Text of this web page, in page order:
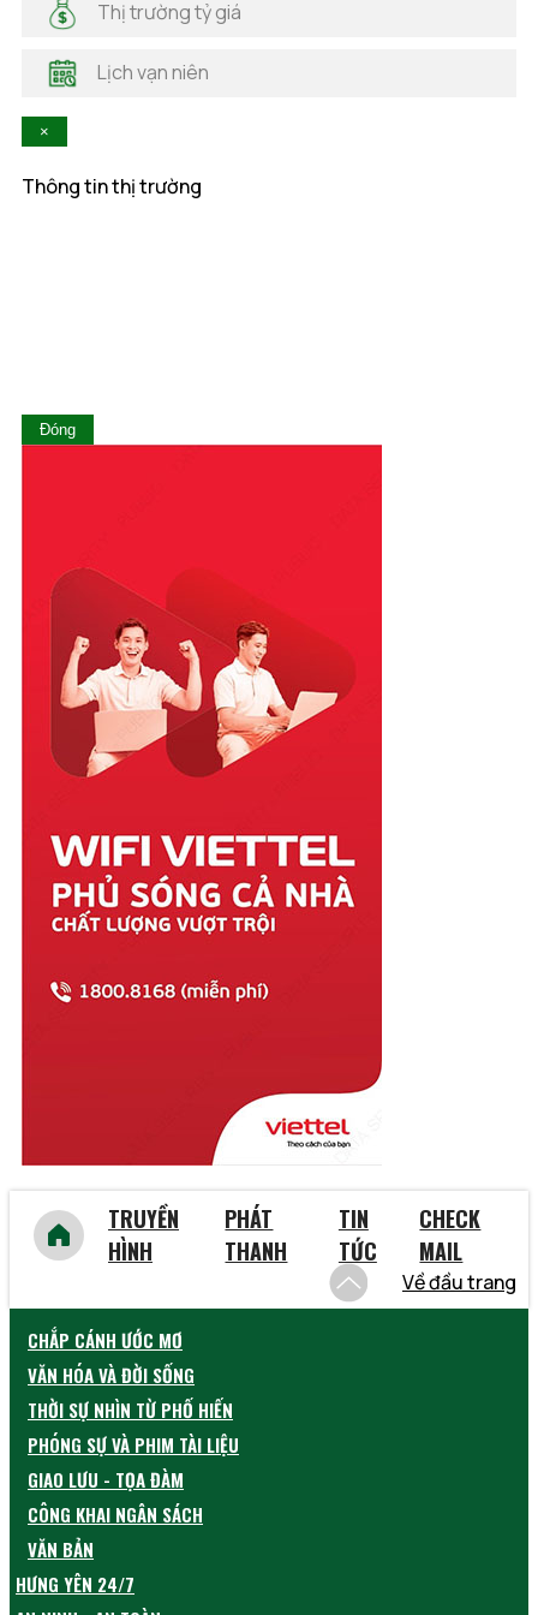
Hà Tĩnh
Hòa Bình
Lai Châu
Quảng Ngãi
Quảng Ninh
Quảng Trị
Sóc Trăng
Sơn La
Tây Ninh
Thái Bình
Thái Nguyên
Thừa Thiên Huế
Tiền Giang
Trà Vinh
Tuyên Quang
Vĩnh Phúc
Vũng Tàu
Thị trường tỷ giá
Lịch vạn niên
×
Thông tin thị trường
Đóng
TRUYỀN
HÌNH
PHÁT
THANH
TIN
TỨC
CHECK
MAIL
Về đầu trang
CHẮP CÁNH ƯỚC MƠ
VĂN HÓA VÀ ĐỜI SỐNG
THỜI SỰ NHÌN TỪ PHỐ HIẾN
PHÓNG SỰ VÀ PHIM TÀI LIỆU
GIAO LƯU - TỌA ĐÀM
CÔNG KHAI NGÂN SÁCH
VĂN BẢN
HƯNG YÊN 24/7